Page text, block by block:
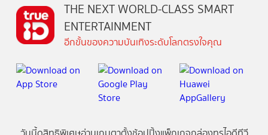
THE NEXT WORLD-CLASS SMART
ENTERTAINMENT
อีกขั้นของความบันเทิงระดับโลกตรงใจคุณ